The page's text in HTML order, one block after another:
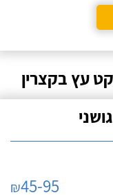
עץ בקצרין
₪45-95